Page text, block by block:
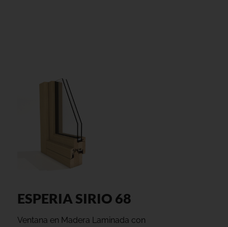
ESPERIA SIRIO 68
Ventana en Madera Laminada con